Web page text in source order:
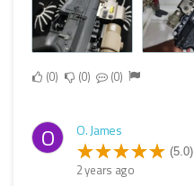
0 0 0
O O. James
(5.0)
2 years ago